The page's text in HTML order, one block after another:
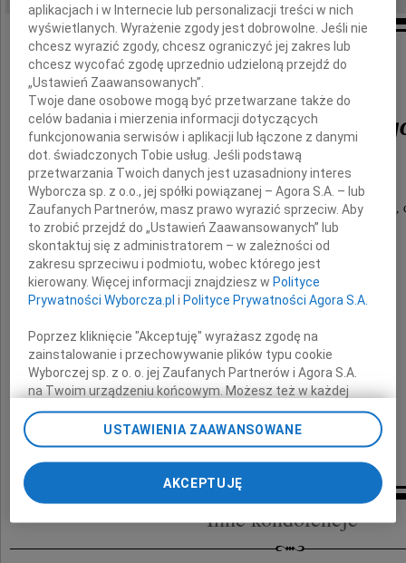
Z żalem przyjąłem wiadomość o śmierci
o. Joachima
OP
dominikanina, wielkiego intelektualisty, autora książek teologicznych,
akademickich, założyciela "Beczki".
Bliskim i Przyjaciołom
o. Joachima Badeniego
składam wyrazy głębokiego współczucia
Jacek Majchrowski
Prezydent Miasta Krakowa
Inne kondolencje
aplikacjach i w Internecie lub personalizacji treści w nich
wyświetlanych. Wyrażenie zgody jest dobrowolne. Jeśli nie
chcesz wyrazić zgody, chcesz ograniczyć jej zakres lub
chcesz wycofać zgodę uprzednio udzieloną przejdź do
„Ustawień Zaawansowanych”.
Twoje dane osobowe mogą być przetwarzane także do
celów badania i mierzenia informacji dotyczących
funkcjonowania serwisów i aplikacji lub łączone z danymi
dot. świadczonych Tobie usług. Jeśli podstawą
przetwarzania Twoich danych jest uzasadniony interes
Wyborcza sp. z o.o., jej spółki powiązanej – Agora S.A. – lub
Zaufanych Partnerów, masz prawo wyrazić sprzeciw. Aby
to zrobić przejdź do „Ustawień Zaawansowanych” lub
skontaktuj się z administratorem – w zależności od
zakresu sprzeciwu i podmiotu, wobec którego jest
kierowany. Więcej informacji znajdziesz w Polityce
Prywatności Wyborcza.pl i Polityce Prywatności Agora S.A.
Poprzez kliknięcie "Akceptuję" wyrażasz zgodę na
zainstalowanie i przechowywanie plików typu cookie
Wyborczej sp. z o. o. jej Zaufanych Partnerów i Agora S.A.
na Twoim urządzeniu końcowym. Możesz też w każdej
chwili zmienić swoje preferencje dot. plików cookie,
ponownie wywołując narzędzie do zarządzania Twoimi
preferencjami dot. przetwarzania danych poprzez
odnośnik „Ustawienia prywatności” w stopce serwisu i
przechodząc do sekcji „Ustawienia zaawansowane”.
Zmiana ustawień plików cookie możliwa jest także za
My, nasi Zaufani Partnerzy i Agora S.A. możemy
USTAWIENIA ZAAWANSOWANE
AKCEPTUJĘ